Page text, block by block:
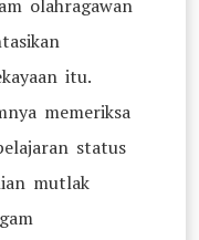
olahragawan
itu.
memeriksa
status
mutlak